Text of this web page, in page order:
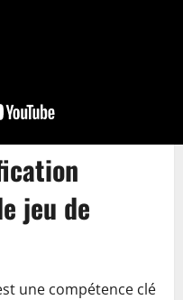
jeu de
une compétence clé